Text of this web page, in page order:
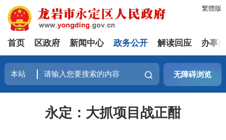
繁體版
首页 区政府 新闻中心 政务公开 解读回应 办事
无障碍浏览
永定：大抓项目战正酣